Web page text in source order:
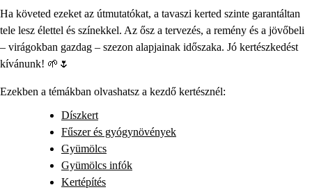
Ha követed ezeket az útmutatókat, a tavaszi kerted szinte garantáltan
tele lesz élettel és színekkel. Az ősz a tervezés, a remény és a jövőbeli
– virágokban gazdag – szezon alapjainak időszaka. Jó kertészkedést
kívánunk! 🌱🌷
Ezekben a témákban olvashatsz a kezdő kertésznél:
Díszkert
Fűszer és gyógynövények
Gyümölcs
Gyümölcs infók
Kertépítés